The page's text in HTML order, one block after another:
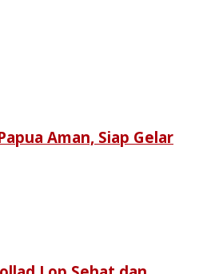
Aman, Siap Gelar